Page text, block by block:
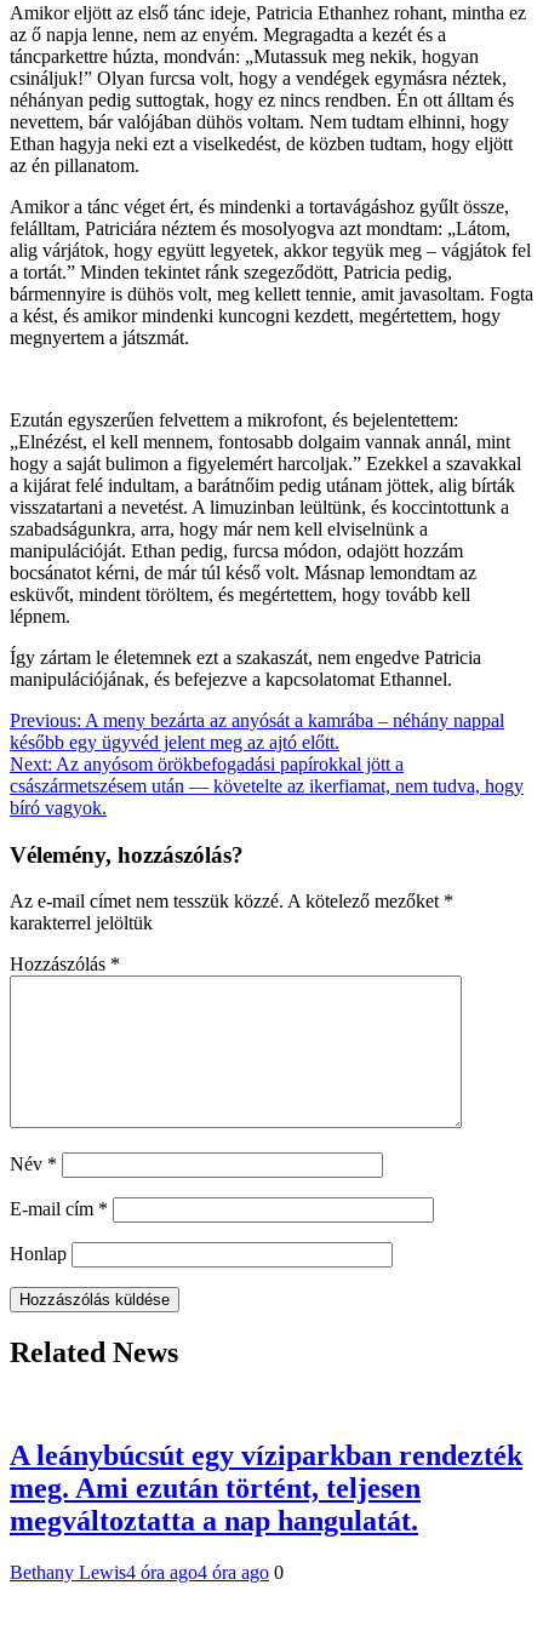
Amikor eljött az első tánc ideje, Patricia Ethanhez rohant, mintha ez
az ő napja lenne, nem az enyém. Megragadta a kezét és a
táncparkettre húzta, mondván: „Mutassuk meg nekik, hogyan
csináljuk!” Olyan furcsa volt, hogy a vendégek egymásra néztek,
néhányan pedig suttogtak, hogy ez nincs rendben. Én ott álltam és
nevettem, bár valójában dühös voltam. Nem tudtam elhinni, hogy
Ethan hagyja neki ezt a viselkedést, de közben tudtam, hogy eljött
az én pillanatom.
Amikor a tánc véget ért, és mindenki a tortavágáshoz gyűlt össze,
felálltam, Patriciára néztem és mosolyogva azt mondtam: „Látom,
alig várjátok, hogy együtt legyetek, akkor tegyük meg – vágjátok fel
a tortát.” Minden tekintet ránk szegeződött, Patricia pedig,
bármennyire is dühös volt, meg kellett tennie, amit javasoltam. Fogta
a kést, és amikor mindenki kuncogni kezdett, megértettem, hogy
megnyertem a játszmát.
Ezután egyszerűen felvettem a mikrofont, és bejelentettem:
„Elnézést, el kell mennem, fontosabb dolgaim vannak annál, mint
hogy a saját bulimon a figyelemért harcoljak.” Ezekkel a szavakkal
a kijárat felé indultam, a barátnőim pedig utánam jöttek, alig bírták
visszatartani a nevetést. A limuzinban leültünk, és koccintottunk a
szabadságunkra, arra, hogy már nem kell elviselnünk a
manipulációját. Ethan pedig, furcsa módon, odajött hozzám
bocsánatot kérni, de már túl késő volt. Másnap lemondtam az
esküvőt, mindent töröltem, és megértettem, hogy tovább kell
lépnem.
Így zártam le életemnek ezt a szakaszát, nem engedve Patricia
manipulációjának, és befejezve a kapcsolatomat Ethannel.
Bejegyzés
navigáció
Previous: A meny bezárta az anyósát a kamrába – néhány nappal
később egy ügyvéd jelent meg az ajtó előtt.
Next: Az anyósom örökbefogadási papírokkal jött a
császármetszésem után — követelte az ikerfiamat, nem tudva, hogy
bíró vagyok.
Vélemény, hozzászólás?
Az e-mail címet nem tesszük közzé. A kötelező mezőket *
karakterrel jelöltük
Hozzászólás *
Név *
E-mail cím *
Honlap
Related News
A leánybúcsút egy víziparkban rendezték
meg. Ami ezután történt, teljesen
megváltoztatta a nap hangulatát.
Bethany Lewis4 óra ago4 óra ago 0